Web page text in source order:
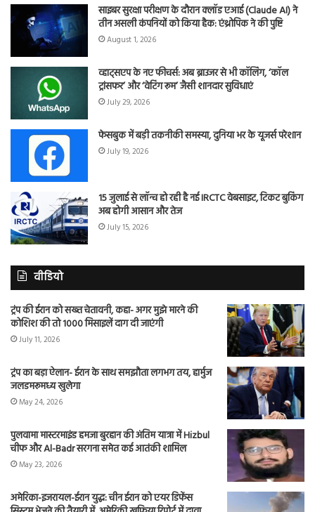
साइबर सुरक्षा परीक्षण के दौरान क्लॉड एआई (Claude AI) ने
तीन असली कंपनियों को किया हैक: एंथ्रोपिक ने की पुष्टि
August 1, 2026
व्हाट्सएप के नए फीचर्स: अब ब्राउजर से भी कॉलिंग, ‘कॉल
ट्रांसफर’ और ‘वेटिंग रूम’ जैसी शानदार सुविधाएं
July 29, 2026
फेसबुक में बड़ी तकनीकी समस्या, दुनिया भर के यूजर्स परेशान
July 19, 2026
15 जुलाई से लॉन्च हो रही है नई IRCTC वेबसाइट, टिकट बुकिंग
अब होगी आसान और तेज
July 15, 2026
वीडियो
ट्रंप की ईरान को सख्त चेतावनी, कहा- अगर मुझे मारने की
कोशिश की तो 1000 मिसाइलें दाग दी जाएंगी
July 11, 2026
ट्रंप का बड़ा ऐलान- ईरान के साथ समझौता लगभग तय, हार्मुज
जलडमरूमध्य खुलेगा
May 24, 2026
पुलवामा मास्टरमाइंड हमजा बुरहान की अंतिम यात्रा में Hizbul
चीफ और Al-Badr सरगना समेत कई आतंकी शामिल
May 23, 2026
अमेरिका-इजरायल-ईरान युद्ध: चीन ईरान को एयर डिफेंस